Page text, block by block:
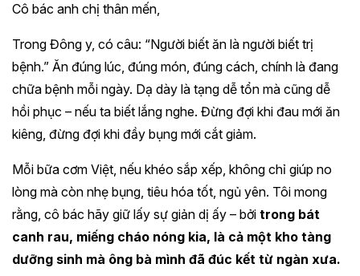
Cô bác anh chị thân mến,
Trong Đông y, có câu: “Người biết ăn là người biết trị
bệnh.” Ăn đúng lúc, đúng món, đúng cách, chính là đang
chữa bệnh mỗi ngày. Dạ dày là tạng dễ tổn mà cũng dễ
hồi phục – nếu ta biết lắng nghe. Đừng đợi khi đau mới ăn
kiêng, đừng đợi khi đầy bụng mới cắt giảm.
Mỗi bữa cơm Việt, nếu khéo sắp xếp, không chỉ giúp no
lòng mà còn nhẹ bụng, tiêu hóa tốt, ngủ yên. Tôi mong
rằng, cô bác hãy giữ lấy sự giản dị ấy – bởi trong bát
canh rau, miếng cháo nóng kia, là cả một kho tàng
dưỡng sinh mà ông bà mình đã đúc kết từ ngàn xưa.